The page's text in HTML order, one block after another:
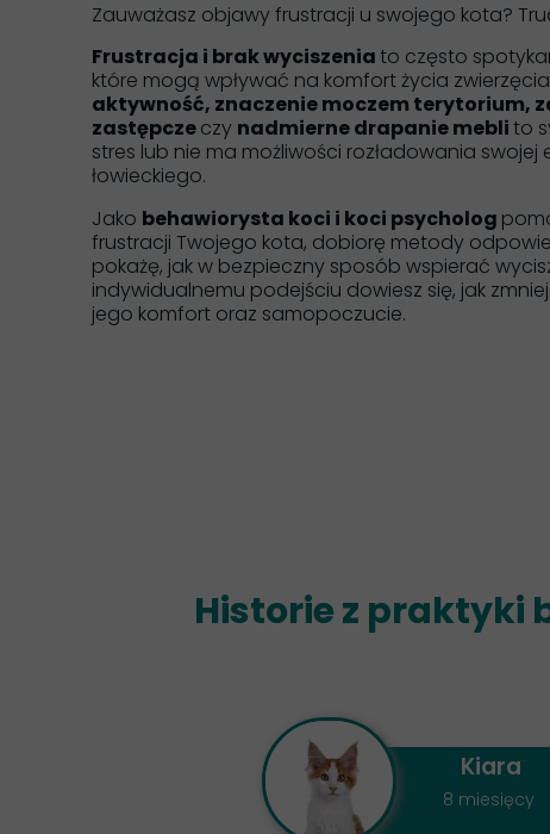
Zauważasz objawy frustracji u swojego kota?
Frustracja i brak wyciszeniato często
które mogą wpływać na komfort życia
aktywność, znaczenie moczem terytorium,
zastępczeczy nadmierne drapanie meblito
stres lub nie ma możliwości rozładowania swojej
łowieckiego.
Jako behawiorysta koci i koci psycholog
frustracji Twojego kota, dobiorę metody
pokażę, jak w bezpieczny sposób wspierać
indywidualnemu podejściu dowiesz się, jak
jego komfort oraz samopoczucie.
Historie z praktyki
8 miesięcy
Kiara